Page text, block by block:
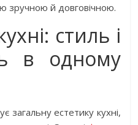
зручною й довговічною.
стиль і
в одному
естетику кухні,